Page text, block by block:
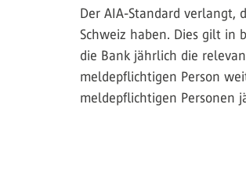
Der AIA-Standard verlangt,
Schweiz haben. Dies gilt in
die Bank jährlich die
meldepflichtigen Person
meldepflichtigen Personen